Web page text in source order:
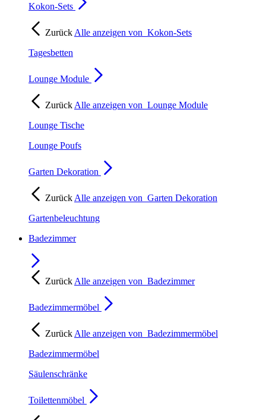
Kokon-Sets
Zurück Alle anzeigen von Kokon-Sets
Tagesbetten
Lounge Module
Zurück Alle anzeigen von Lounge Module
Lounge Tische
Lounge Poufs
Garten Dekoration
Zurück Alle anzeigen von Garten Dekoration
Gartenbeleuchtung
Badezimmer
Zurück Alle anzeigen von Badezimmer
Badezimmermöbel
Zurück Alle anzeigen von Badezimmermöbel
Badezimmermöbel
Säulenschränke
Toilettenmöbel